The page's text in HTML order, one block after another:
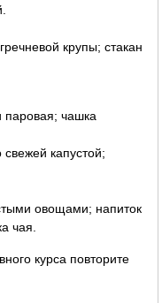
крупы; стакан
паровая; чашка
капустой;
овощами; напиток
чая.
курса повторите